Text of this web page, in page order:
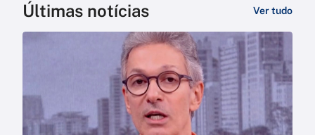
Últimas notícias Ver tudo